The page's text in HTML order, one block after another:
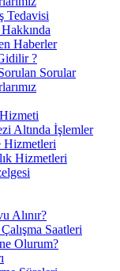
Tedavisi
Haberler
?
Sorular
Altında İşlemler
Hizmetleri
Hizmetleri
Alınır?
Saatleri
Olurum?